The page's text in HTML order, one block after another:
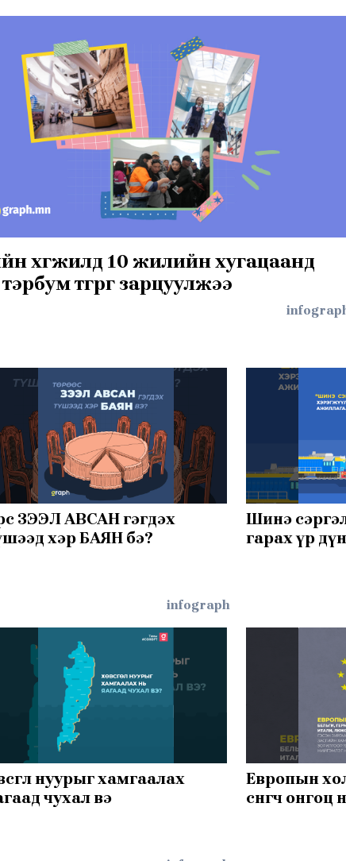
хөгжилд 10 жилийн хугацаанд
тэрбум төгрөг зарцуулжээ
ЗЭЭЛ АВСАН гэгдэх
хэр БАЯН бэ?
infograph
Шинэ
гарах үр дүн
нуурыг хамгаалах
чухал вэ
Европын
сөнөөгч